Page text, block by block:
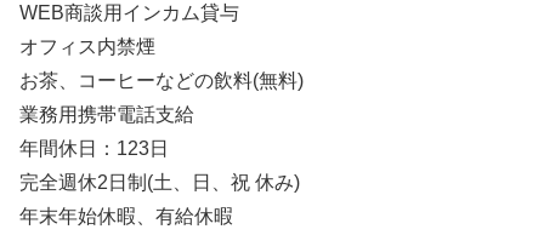
WEB商談用インカム貸与
オフィス内禁煙
お茶、コーヒーなどの飲料(無料)
業務用携帯電話支給
年間休日：123日
完全週休2日制(土、日、祝 休み)
年末年始休暇、有給休暇